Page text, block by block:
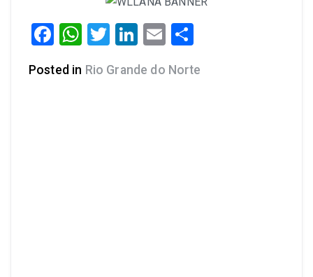
Facebook
WhatsApp
Twitter
LinkedIn
Email
Posted in Rio Grande do Norte